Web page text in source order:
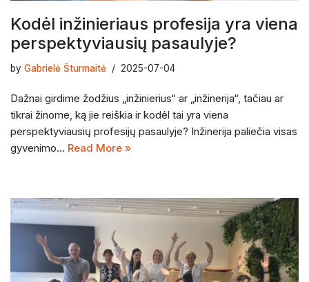
Kodėl inžinieriaus profesija yra viena
perspektyviausių pasaulyje?
by Gabrielė Šturmaitė 2025-07-04
Dažnai girdime žodžius „inžinierius“ ar „inžinerija“, tačiau ar
tikrai žinome, ką jie reiškia ir kodėl tai yra viena
perspektyviausių profesijų pasaulyje? Inžinerija paliečia visas
gyvenimo… Read More »